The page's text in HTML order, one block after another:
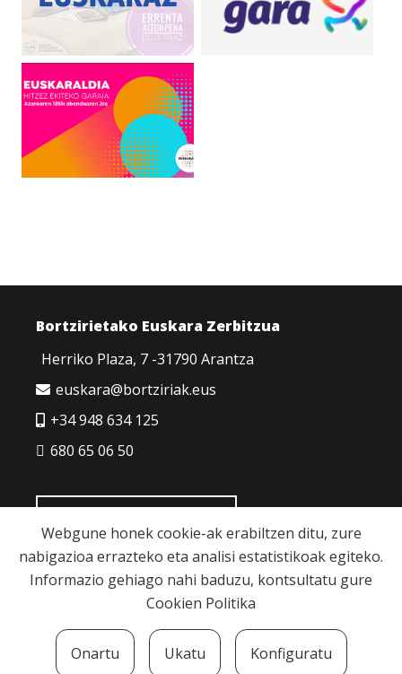
Bortzirietako Euskara Zerbitzua
Herriko Plaza, 7 -31790 Arantza
euskara@bortziriak.eus
+34 948 634 125
680 65 06 50
Cookie politika | Pribatutasun politika |
Lege
oharra
Webgune honek cookie-ak erabiltzen ditu, zure
nabigazioa errazteko eta analisi estatistikoak egiteko.
Informazio gehiago nahi baduzu, kontsultatu gure
Cookien Politika
Onartu Ukatu Konfiguratu